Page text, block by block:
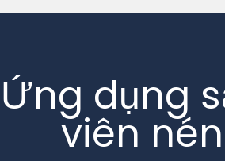
Ứng dụng
viên